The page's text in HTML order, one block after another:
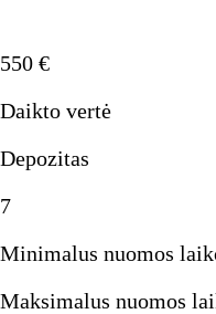
550 €
Daikto vertė
Depozitas
7
Minimalus nuomos
Maksimalus nuomos